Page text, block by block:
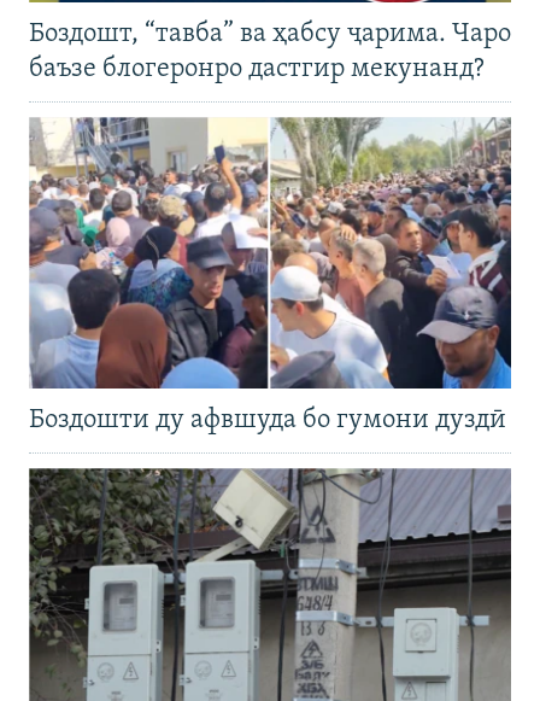
Боздошт, “тавба” ва ҳабсу ҷарима. Чаро
баъзе блогеронро дастгир мекунанд?
Боздошти ду афвшуда бо гумони дуздӣ